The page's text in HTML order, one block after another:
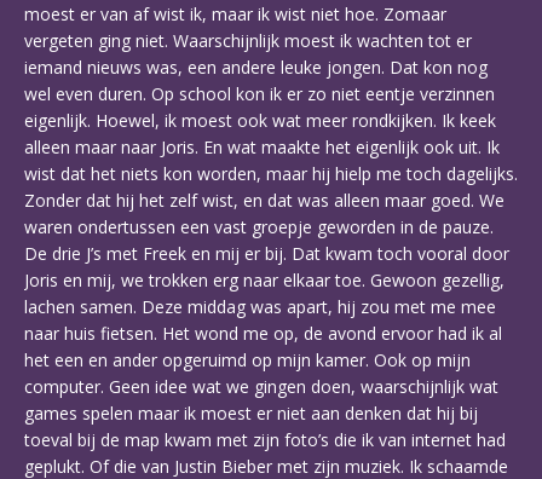
moest er van af wist ik, maar ik wist niet hoe. Zomaar
vergeten ging niet. Waarschijnlijk moest ik wachten tot er
iemand nieuws was, een andere leuke jongen. Dat kon nog
wel even duren. Op school kon ik er zo niet eentje verzinnen
eigenlijk. Hoewel, ik moest ook wat meer rondkijken. Ik keek
alleen maar naar Joris. En wat maakte het eigenlijk ook uit. Ik
wist dat het niets kon worden, maar hij hielp me toch dagelijks.
Zonder dat hij het zelf wist, en dat was alleen maar goed. We
waren ondertussen een vast groepje geworden in de pauze.
De drie J’s met Freek en mij er bij. Dat kwam toch vooral door
Joris en mij, we trokken erg naar elkaar toe. Gewoon gezellig,
lachen samen. Deze middag was apart, hij zou met me mee
naar huis fietsen. Het wond me op, de avond ervoor had ik al
het een en ander opgeruimd op mijn kamer. Ook op mijn
computer. Geen idee wat we gingen doen, waarschijnlijk wat
games spelen maar ik moest er niet aan denken dat hij bij
toeval bij de map kwam met zijn foto’s die ik van internet had
geplukt. Of die van Justin Bieber met zijn muziek. Ik schaamde